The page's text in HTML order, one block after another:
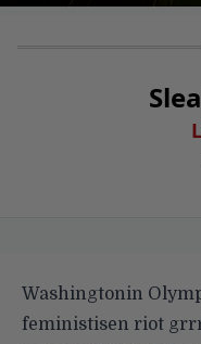
Washingtonin
feministisen riot